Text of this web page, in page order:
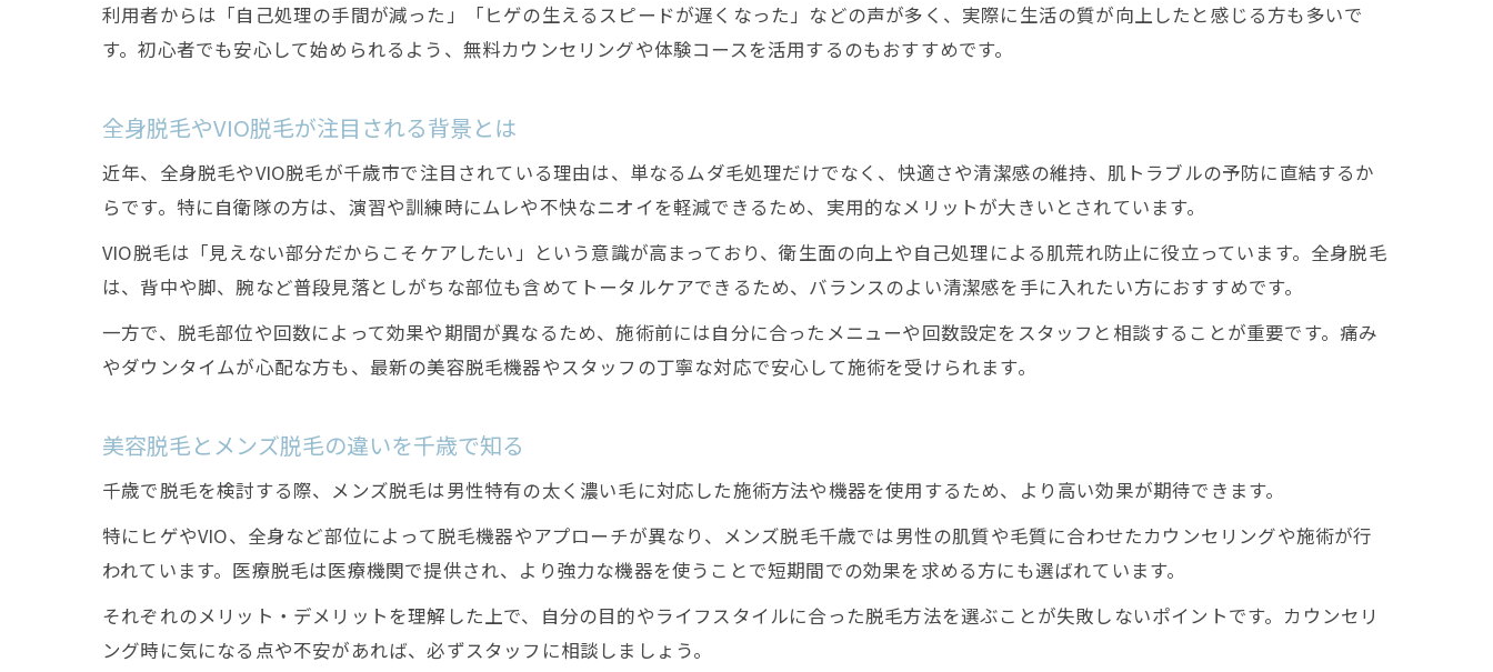
自衛隊員におすすめのVIO脱毛のポイント
VIO脱毛で快適な毎日を手に入れる方法
千歳でヒゲの生えるスピードを抑える方法
美容脱毛で実感するヒゲ処理の快適さ
ヒゲ脱毛を続けるメリットと実感ポイント
千歳のメンズ脱毛でヒゲ悩みを解消する
千歳エリアで選ぶ医療脱毛と美容脱毛の違い
医療脱毛と美容脱毛の選び方を千歳で解説
通いやすさやサポート体制で選ぶポイント
千歳の医療脱毛と美容脱毛の口コミを紹介
自衛隊割引を活用できる脱毛のメリット解説
千歳のメンズ脱毛で自衛隊割引を賢く利用
自衛隊員が脱毛する実用的なメリットとは
利用者からは「自己処理の手間が減った」「ヒゲの生えるスピードが遅くなった」などの声が多く、実際に生活の質が向上したと感じる方も多いで
す。初心者でも安心して始められるよう、無料カウンセリングや体験コースを活用するのもおすすめです。
全身脱毛やVIO脱毛が注目される背景とは
近年、全身脱毛やVIO脱毛が千歳市で注目されている理由は、単なるムダ毛処理だけでなく、快適さや清潔感の維持、肌トラブルの予防に直結するか
らです。特に自衛隊の方は、演習や訓練時にムレや不快なニオイを軽減できるため、実用的なメリットが大きいとされています。
VIO脱毛は「見えない部分だからこそケアしたい」という意識が高まっており、衛生面の向上や自己処理による肌荒れ防止に役立っています。全身脱毛
は、背中や脚、腕など普段見落としがちな部位も含めてトータルケアできるため、バランスのよい清潔感を手に入れたい方におすすめです。
一方で、脱毛部位や回数によって効果や期間が異なるため、施術前には自分に合ったメニューや回数設定をスタッフと相談することが重要です。痛み
やダウンタイムが心配な方も、最新の美容脱毛機器やスタッフの丁寧な対応で安心して施術を受けられます。
美容脱毛とメンズ脱毛の違いを千歳で知る
千歳で脱毛を検討する際、メンズ脱毛は男性特有の太く濃い毛に対応した施術方法や機器を使用するため、より高い効果が期待できます。
特にヒゲやVIO、全身など部位によって脱毛機器やアプローチが異なり、メンズ脱毛千歳では男性の肌質や毛質に合わせたカウンセリングや施術が行
われています。医療脱毛は医療機関で提供され、より強力な機器を使うことで短期間での効果を求める方にも選ばれています。
それぞれのメリット・デメリットを理解した上で、自分の目的やライフスタイルに合った脱毛方法を選ぶことが失敗しないポイントです。カウンセリ
ング時に気になる点や不安があれば、必ずスタッフに相談しましょう。